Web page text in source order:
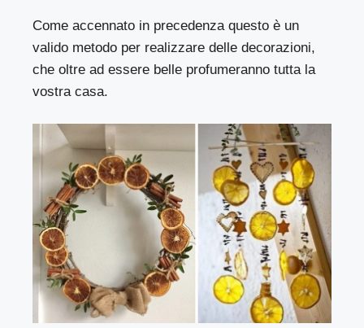
Come accennato in precedenza questo è un
valido metodo per realizzare delle decorazioni,
che oltre ad essere belle profumeranno tutta la
vostra casa.